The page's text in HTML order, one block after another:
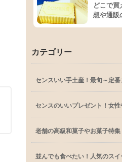
どこで買
想や通販
カテゴリー
センスいい手土産！最旬～定番
センスのいいプレゼント！女性
老舗の高級和菓子やお菓子特
並んでも食べたい！人気のスイ